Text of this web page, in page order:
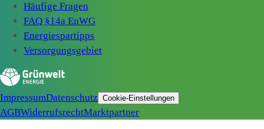
Häufige Fragen
FAQ §14a EnWG
Energiespartipps
Versorgungsgebiet
ImpressumDatenschutz Cookie-Einstellungen
AGBWiderrufsrechtMarktpartner